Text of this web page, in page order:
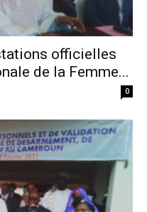
officielles
de la Femme...
0